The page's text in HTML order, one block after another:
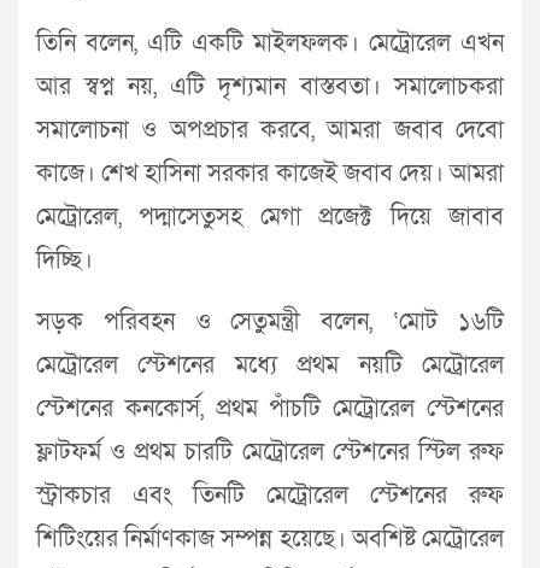
তিনি বলেন, এটি একটি মাইলফলক। মেট্রোরেল এখন
আর স্বপ্ন নয়, এটি দৃশ্যমান বাস্তবতা। সমালোচকরা
সমালোচনা ও অপপ্রচার করবে, আমরা জবাব দেবো
কাজে। শেখ হাসিনা সরকার কাজেই জবাব দেয়। আমরা
মেট্রোরেল, পদ্মাসেতুসহ মেগা প্রজেক্ট দিয়ে জাবাব
দিচ্ছি।
সড়ক পরিবহন ও সেতুমন্ত্রী বলেন, ‘মোট ১৬টি
মেট্রোরেল স্টেশনের মধ্যে প্রথম নয়টি মেট্রোরেল
স্টেশনের কনকোর্স, প্রথম পাঁচটি মেট্রোরেল স্টেশনের
ফ্লাটফর্ম ও প্রথম চারটি মেট্রোরেল স্টেশনের স্টিল রুফ
স্ট্রাকচার এবং তিনটি মেট্রোরেল স্টেশনের রুফ
শিটিংয়ের নির্মাণকাজ সম্পন্ন হয়েছে। অবশিষ্ট মেট্রোরেল